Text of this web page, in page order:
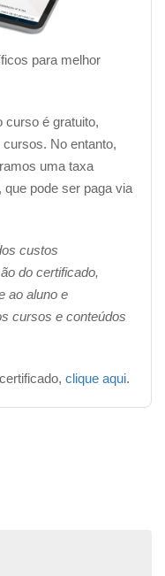
cartão de crédito ou
Curso de
online foi
35 horas-aula. Mas
simples!
você poderá
para melhor
curso é gratuito,
No entanto,
uma taxa
pode ser paga via
custos
do certificado,
ao aluno e
cursos e conteúdos
clique aqui.